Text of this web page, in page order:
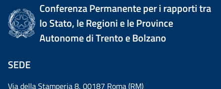
Conferenza Permanente per i rapporti tra
lo Stato, le Regioni e le Province
Autonome di Trento e Bolzano
SEDE
Via della Stamperia 8, 00187 Roma (RM)